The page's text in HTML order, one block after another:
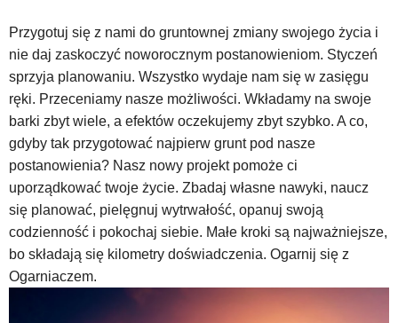
Przygotuj się z nami do gruntownej zmiany swojego życia i
nie daj zaskoczyć noworocznym postanowieniom. Styczeń
sprzyja planowaniu. Wszystko wydaje nam się w zasięgu
ręki. Przeceniamy nasze możliwości. Wkładamy na swoje
barki zbyt wiele, a efektów oczekujemy zbyt szybko. A co,
gdyby tak przygotować najpierw grunt pod nasze
postanowienia? Nasz nowy projekt pomoże ci
uporządkować twoje życie. Zbadaj własne nawyki, naucz
się planować, pielęgnuj wytrwałość, opanuj swoją
codzienność i pokochaj siebie. Małe kroki są najważniejsze,
bo składają się kilometry doświadczenia. Ogarnij się z
Ogarniaczem.